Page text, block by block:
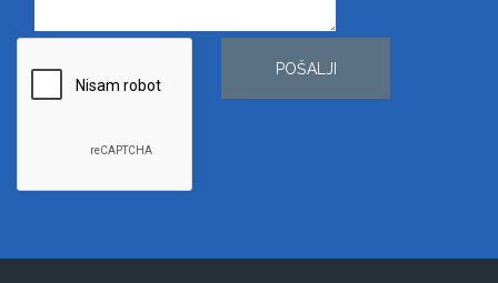
POŠALJI